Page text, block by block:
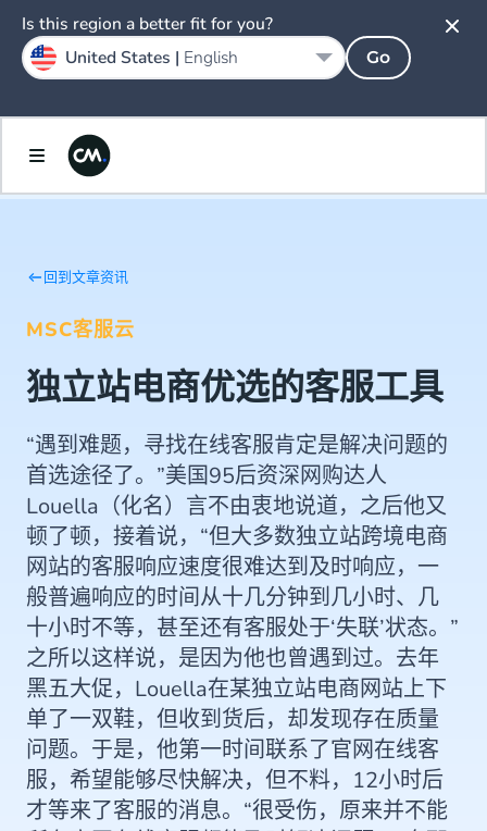
回到文章资讯
MSC客服云
独立站电商优选的客服工具
“遇到难题，寻找在线客服肯定是解决问题的
首选途径了。”美国95后资深网购达人
Louella（化名）言不由衷地说道，之后他又
顿了顿，接着说，“但大多数独立站跨境电商
网站的客服响应速度很难达到及时响应，一
般普遍响应的时间从十几分钟到几小时、几
十小时不等，甚至还有客服处于‘失联’状态。”
之所以这样说，是因为他也曾遇到过。去年
黑五大促，Louella在某独立站电商网站上下
单了一双鞋，但收到货后，却发现存在质量
问题。于是，他第一时间联系了官网在线客
服，希望能够尽快解决，但不料，12小时后
才等来了客服的消息。“很受伤，原来并不能
Is this region a better fit for you?
United States | English Go